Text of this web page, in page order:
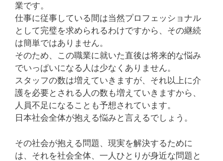
業です。
仕事に従事している間は当然プロフェッショナル
として完璧を求められるわけですから、その継続
は簡単ではありません。
そのため、この職業に就いた直後は将来的な悩み
でいっぱいになる人は少なくありません。
スタッフの数は増えていきますが、それ以上に介
護を必要とされる人の数も増えていきますから、
人員不足になることも予想されています。
日本社会全体が抱える悩みと言えるでしょう。
その社会が抱える問題、現実を解決するために
は、それを社会全体、一人ひとりが身近な問題と